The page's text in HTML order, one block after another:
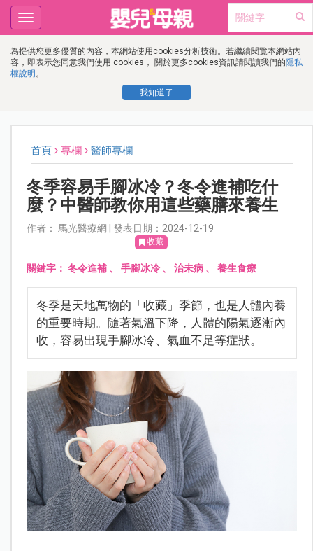
為提供您更多優質的內容，本網站使用cookies分析技術。若繼續閱覽本網站內
容，即表示您同意我們使用 cookies， 關於更多cookies資訊請閱讀我們的隱私
權說明 。
我知道了
Toggle
navigation
首頁 專欄 醫師專欄
冬季容易手腳冰冷？冬令進補吃什
麼？中醫師教你用這些藥膳來養生
作者： 馬光醫療網 | 發表日期：2024-12-19
收藏
關鍵字： 冬令進補、 手腳冰冷、 治未病、 養生食療
冬季是天地萬物的「收藏」季節，也是人體內養
的重要時期。隨著氣溫下降，人體的陽氣逐漸內
收，容易出現手腳冰冷、氣血不足等症狀。